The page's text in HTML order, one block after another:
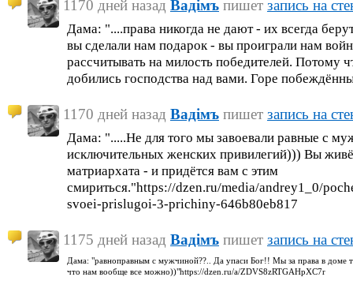
1170 дней назад Вадiмъ пишет запись на
Дама: "....права никогда не дают - их всегда
вы сделали нам подарок - вы проиграли нам
рассчитывать на милость победителей. Потому
добились господства над вами. Горе
1170 дней назад Вадiмъ пишет запись на
Дама: ".....Не для того мы завоевали равные с
исключительных женских привилегий))) Вы
матриархата - и придётся вам с этим
смириться."https://dzen.ru/media/andrey1_0/
svoei-prislugoi-3-prichiny-646b80eb817
1175 дней назад Вадiмъ пишет запись на
Дама: "равноправным с мужчиной??.. Да упаси Бог!! Мы за права в доме
что нам вообще все можно))"https://dzen.ru/a/ZDVS8zRTGAHpXC7r